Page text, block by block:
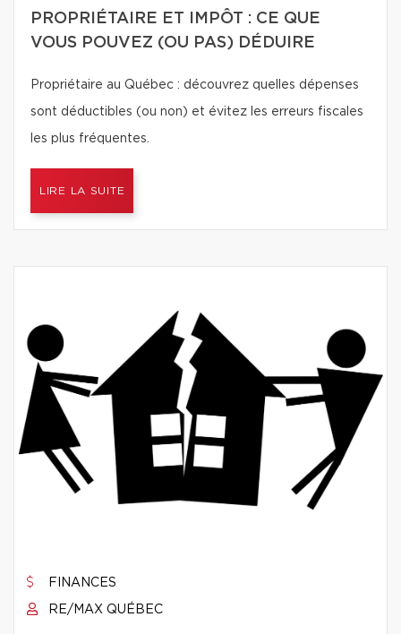
PROPRIÉTAIRE ET IMPÔT : CE QUE
VOUS POUVEZ (OU PAS) DÉDUIRE
Propriétaire au Québec : découvrez quelles dépenses
sont déductibles (ou non) et évitez les erreurs fiscales
les plus fréquentes.
LIRE LA SUITE
FINANCES
RE/MAX QUÉBEC